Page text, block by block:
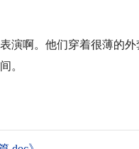
演啊。他们穿着很薄的
。